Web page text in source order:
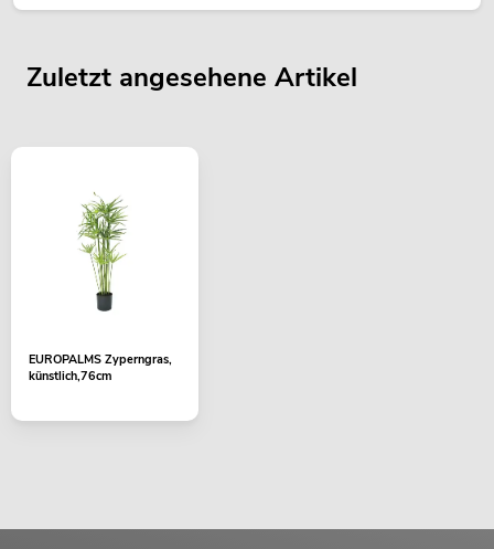
Zuletzt angesehene Artikel
EUROPALMS Zyperngras,
künstlich,76cm